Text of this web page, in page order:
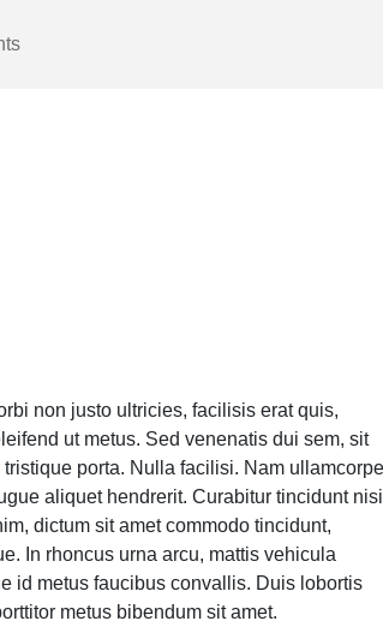
non justo ultricies, facilisis erat quis,
ut metus. Sed venenatis dui sem, sit
porta. Nulla facilisi. Nam
aliquet hendrerit. Curabitur tincidunt nisi
dictum sit amet commodo tincidunt,
In rhoncus urna arcu, mattis vehicula
id metus faucibus convallis. Duis lobortis
metus bibendum sit amet.